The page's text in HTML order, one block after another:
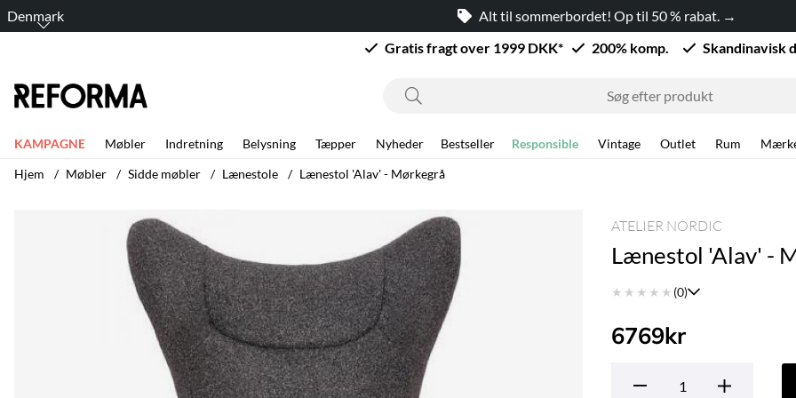
Denmark
Alt til sommerbordet! Op til 50 % rabat. →
Gratis fragt over 1999 DKK*
200% komp. Skandinavisk
KAMPAGNE Møbler Indretning Belysning Tæpper Nyheder Bestseller Responsible Vintage Outlet Rum
Hjem
Møbler Sidde møbler Lænestole Lænestol 'Alav' - Mørkegrå
Produktbilleder Lænestol 'Alav' - Mørkegrå ATELIER NORDIC
Lænestol 'Alav' -
★ ★ ★ ★ ★ (0)
6769kr